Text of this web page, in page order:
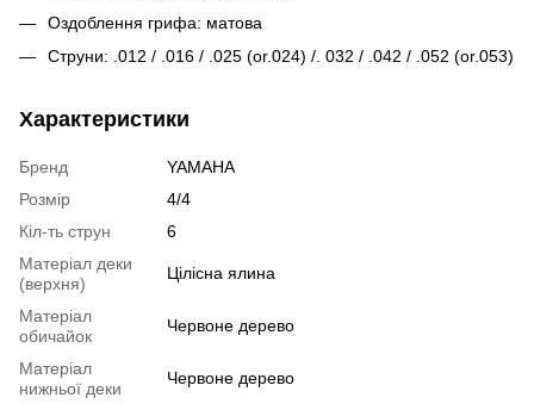
Оздоблення грифа: матова
Струни: .012 / .016 / .025 (or.024) /. 032 / .042 / .052 (or.053)
Характеристики
Бренд
YAMAHA
Розмір
4/4
Кіл-ть струн
6
Матеріал деки
(верхня)
Цілісна ялина
Матеріал
обичайок
Червоне дерево
Матеріал
нижньої деки
Червоне дерево